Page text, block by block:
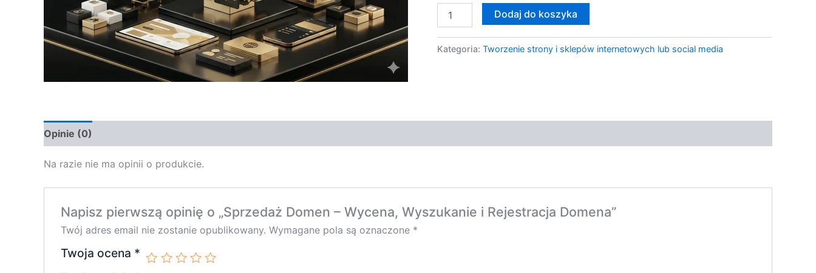
Dodaj do koszyka
Kategoria: Tworzenie strony i sklepów internetowych lub social media
Opinie (0)
Na razie nie ma opinii o produkcie.
Napisz pierwszą opinię o „Sprzedaż Domen – Wycena, Wyszukanie i Rejestracja Domena”
Twój adres email nie zostanie opublikowany. Wymagane pola są oznaczone *
Twoja ocena *